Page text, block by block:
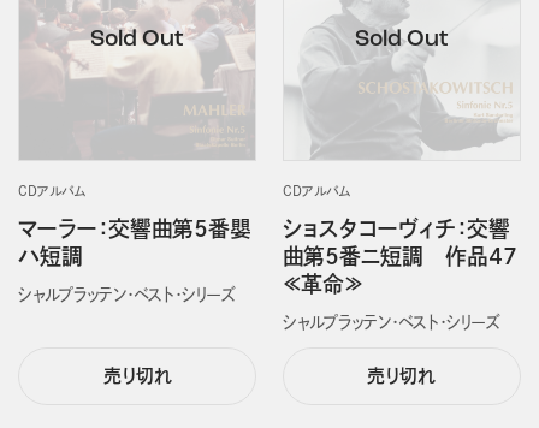
CDアルバム
マーラー：交響曲第５番嬰
ハ短調
シャルプラッテン・ベスト・シリーズ
売り切れ
CDアルバム
ショスタコーヴィチ：交響
曲第５番ニ短調 作品４７
≪革命≫
シャルプラッテン・ベスト・シリーズ
売り切れ